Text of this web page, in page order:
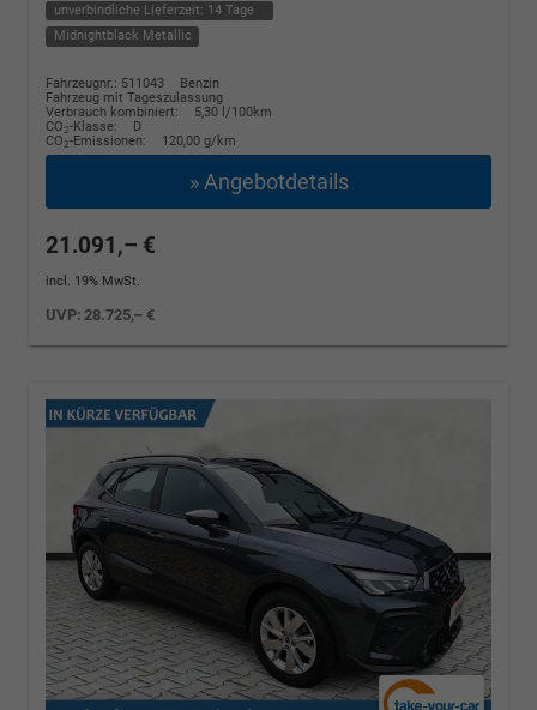
unverbindliche Lieferzeit: 14 Tage
Midnightblack Metallic
Fahrzeugnr.: 511043
Benzin
Fahrzeug mit Tageszulassung
Verbrauch kombiniert:
5,30 l/100km
CO2-Klasse:
D
CO2-Emissionen: 120,00 g/km
» Angebotdetails
21.091,– €
incl. 19% MwSt.
UVP:28.725,– €